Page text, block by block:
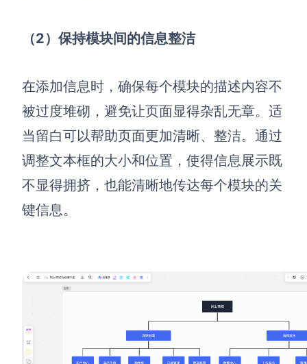
（2）保持模块间的信息整洁
在添加信息时，确保每个模块的描述内容不
被过度堆砌，避免让页面显得杂乱无章。适
当留白可以帮助页面更加清晰、整洁。通过
调整文本框的大小和位置，使得信息展示既
不显得拥挤，也能清晰地传达每个模块的关
键信息。